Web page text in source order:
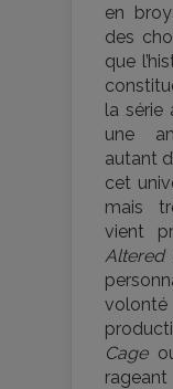
en
des
que
la série
une
autant
cet
mais
vient
Altered
Cage